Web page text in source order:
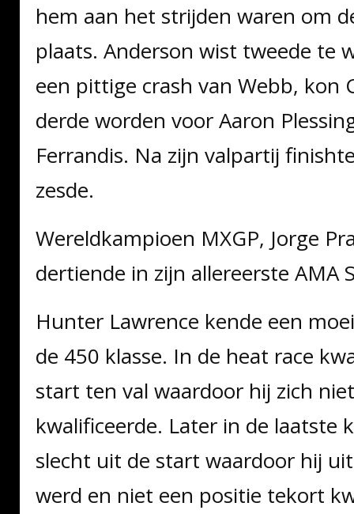
hem aan het strijden waren om
plaats. Anderson wist tweede te
een pittige crash van Webb, kon
derde worden voor Aaron
Ferrandis. Na zijn valpartij
zesde.
Wereldkampioen MXGP, Jorge
dertiende in zijn allereerste AMA
Hunter Lawrence kende een
de 450 klasse. In de heat race
start ten val waardoor hij zich
kwalificeerde. Later in de laatste
slecht uit de start waardoor hij
werd en niet een positie tekort